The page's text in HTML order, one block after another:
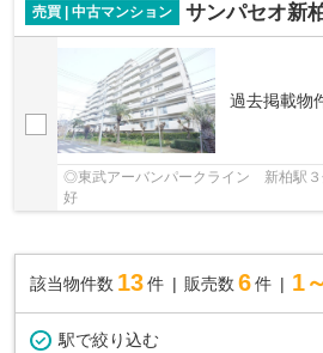
売買 | 中古マンション サンパセオ新
過去掲載物
◎東武アーバンパークライン 新柏駅
好
該当物件数 13件 販売数 6 件 1
駅で絞り込む